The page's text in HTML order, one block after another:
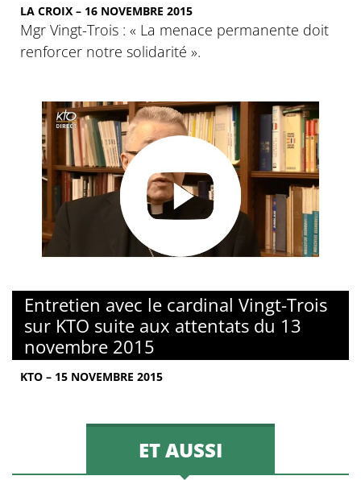
LA CROIX – 16 NOVEMBRE 2015
Mgr Vingt-Trois : « La menace permanente doit
renforcer notre solidarité ».
Entretien avec le cardinal Vingt-Trois
sur KTO suite aux attentats du 13
novembre 2015
KTO – 15 NOVEMBRE 2015
ET AUSSI